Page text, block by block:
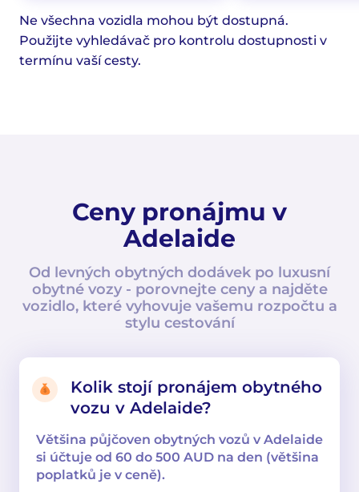
Ne všechna vozidla mohou být dostupná.
Použijte vyhledávač pro kontrolu dostupnosti v
termínu vaší cesty.
Ceny pronájmu v
Adelaide
Od levných obytných dodávek po luxusní
obytné vozy - porovnejte ceny a najděte
vozidlo, které vyhovuje vašemu rozpočtu a
stylu cestování
Kolik stojí pronájem obytného
vozu v Adelaide?
Většina půjčoven obytných vozů v Adelaide
si účtuje od 60 do 500 AUD na den (většina
poplatků je v ceně).